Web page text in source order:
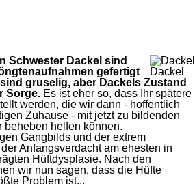
Dackel
Schwester Dackel sind
gefertigt
gruselig, aber Dackels Zustand
Sorge. Es ist eher so, dass Ihr spätere
werden, die wir dann - hoffentlich
Zuhause - mit jetzt zu bildenden
beheben helfen können.
Gangbilds und der extrem
Anfangsverdacht am ehesten in
Hüftdysplasie. Nach den
wir nun sagen, dass die Hüfte
Problem ist...